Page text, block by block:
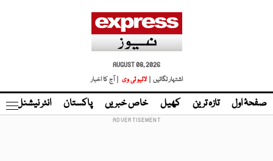
AUGUST 08, 2026
اشتہار لگائیں |
لائیو ٹی وی | آج کا اخبار
صفحۂ اول تازہ ترین کھیل خاص خبریں پاکستان انٹر نیشنل